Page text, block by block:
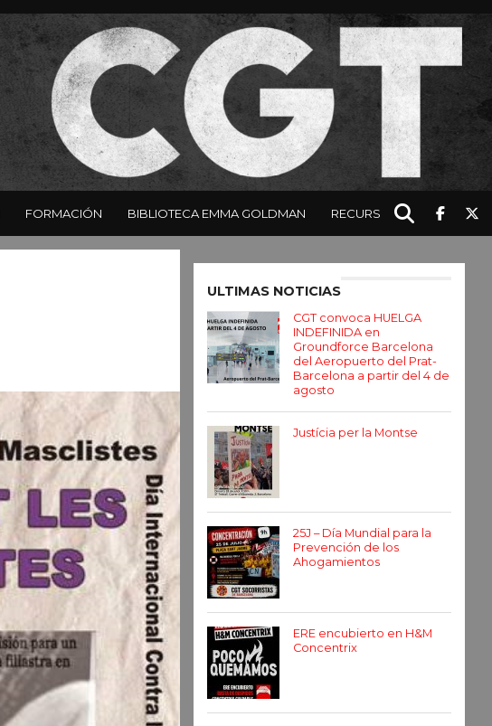
FORMACIÓN BIBLIOTECA EMMA GOLDMAN RECURSOS
ULTIMAS NOTICIAS
CGT convoca HUELGA
INDEFINIDA en
Groundforce Barcelona
del Aeropuerto del Prat-
Barcelona a partir del 4 de
agosto
Justícia per la Montse
25J – Día Mundial para la
Prevención de los
Ahogamientos
ERE encubierto en H&M
Concentrix